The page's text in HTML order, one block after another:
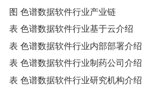
图 色谱数据软件行业产业链
表 色谱数据软件行业基于云介绍
表 色谱数据软件行业内部部署介绍
表 色谱数据软件行业制药公司介绍
表 色谱数据软件行业研究机构介绍